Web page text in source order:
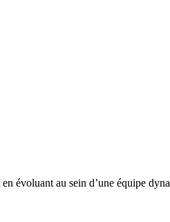
évoluant au sein d’une équipe